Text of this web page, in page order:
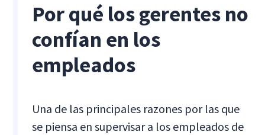
Por qué los gerentes no
confían en los
empleados
Una de las principales razones por las que
se piensa en supervisar a los empleados de